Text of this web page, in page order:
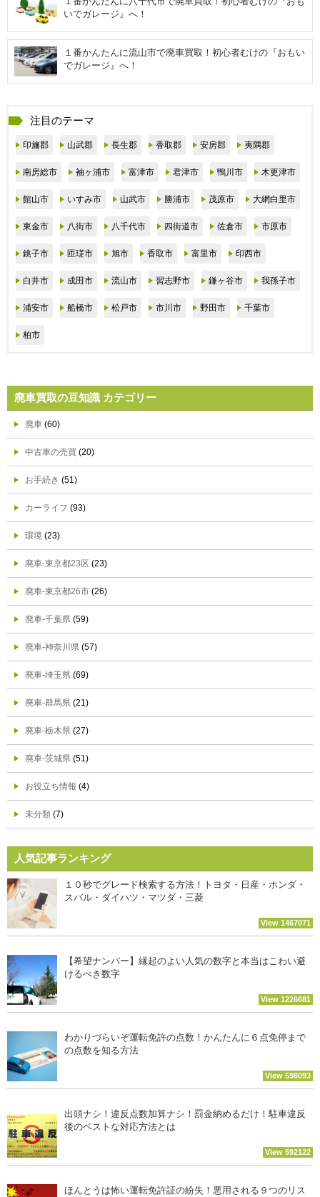
いでガレージ』へ！
１番かんたんに流山市で廃車買取！初心者むけの『おもい
でガレージ』へ！
注目のテーマ
印旛郡 山武郡 長生郡 香取郡 安房郡 夷隅郡
南房総市 袖ヶ浦市 富津市 君津市 鴨川市 木更津市
館山市 いすみ市 山武市 勝浦市 茂原市 大網白里市
東金市 八街市 八千代市 四街道市 佐倉市 市原市
銚子市 匝瑳市 旭市 香取市 富里市 印西市
白井市 成田市 流山市 習志野市 鎌ヶ谷市 我孫子市
浦安市 船橋市 松戸市 市川市 野田市 千葉市
柏市
廃車買取の豆知識 カテゴリー
廃車 (60)
中古車の売買 (20)
お手続き (51)
カーライフ (93)
環境 (23)
廃車-東京都23区 (23)
廃車-東京都26市 (26)
廃車-千葉県 (59)
廃車-神奈川県 (57)
廃車-埼玉県 (69)
廃車-群馬県 (21)
廃車-栃木県 (27)
廃車-茨城県 (51)
お役立ち情報 (4)
未分類 (7)
人気記事ランキング
１０秒でグレード検索する方法！トヨタ・日産・ホンダ・
スバル・ダイハツ・マツダ・三菱
View 1467071
【希望ナンバー】縁起のよい人気の数字と本当はこわい避
けるべき数字
View 1226681
わかりづらいぞ運転免許の点数！かんたんに６点免停まで
の点数を知る方法
View 598093
出頭ナシ！違反点数加算ナシ！罰金納めるだけ！駐車違反
後のベストな対応方法とは
View 592122
ほんとうは怖い運転免許証の紛失！悪用される９つのリス